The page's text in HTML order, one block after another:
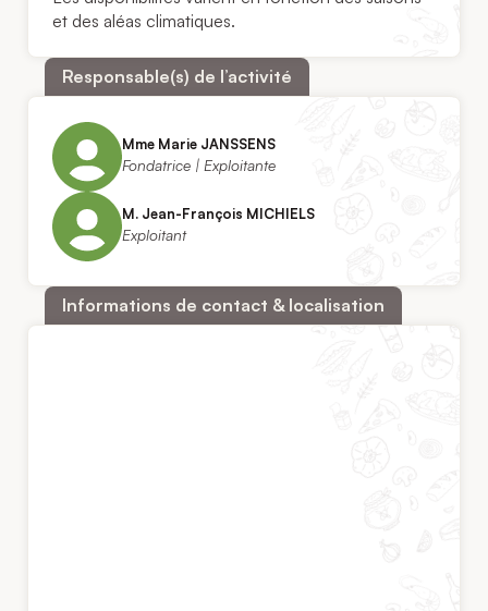
et des aléas climatiques.
Responsable(s) de l’activité
Mme Marie JANSSENS
Fondatrice | Exploitante
M. Jean-François MICHIELS
Exploitant
Informations de contact & localisation